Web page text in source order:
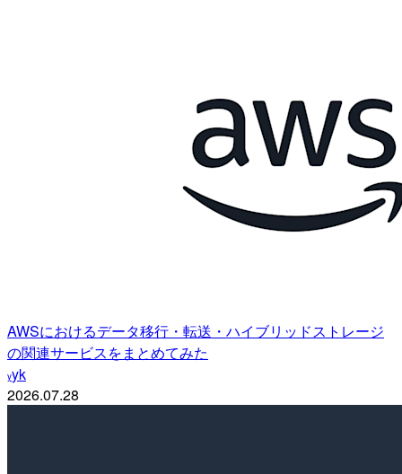
AWSにおけるデータ移行・転送・ハイブリッドストレージ
の関連サービスをまとめてみた
yyk
2026.07.28